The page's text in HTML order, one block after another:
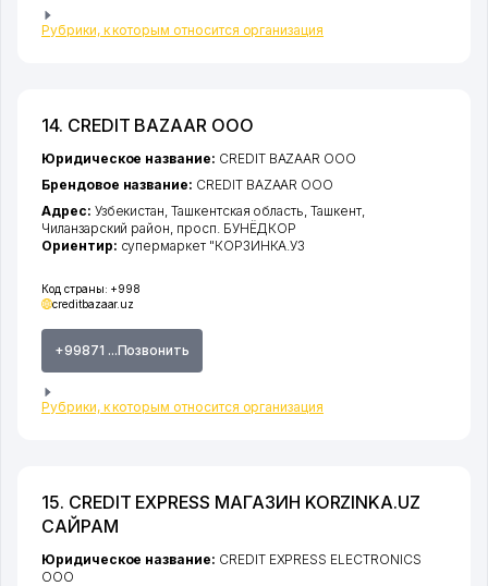
Рубрики, к которым относится организация
14. CREDIT BAZAAR ООО
Код страны: +998
creditbazaar.uz
+99871 ...Позвонить
Рубрики, к которым относится организация
Юридическое название: CREDIT BAZAAR ООО
Брендовое название: CREDIT BAZAAR ООО
Адрес: Узбекистан,Ташкентская область ,Ташкент,
Чиланзарский район просп. БУНЁДКОР
Ориентир: супермаркет "КОРЗИНКА.УЗ
15. CREDIT EXPRESS МАГАЗИН KORZINKA.UZ
САЙРАМ
Юридическое название: CREDIT EXPRESS ELECTRONICS
ООО